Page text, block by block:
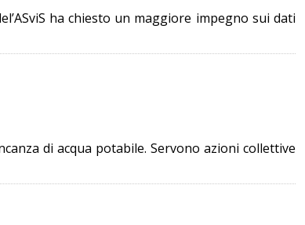
ha chiesto un maggiore impegno sui dati
di acqua potabile. Servono azioni collettive